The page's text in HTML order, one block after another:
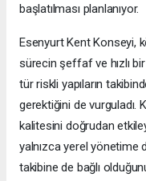
başlatılması planlanıyor.
Esenyurt Kent Konseyi,
sürecin şeffaf ve hızlı
tür riskli yapıların
gerektiğini de vurguladı.
kalitesini doğrudan
yalnızca yerel yönetime
takibine de bağlı